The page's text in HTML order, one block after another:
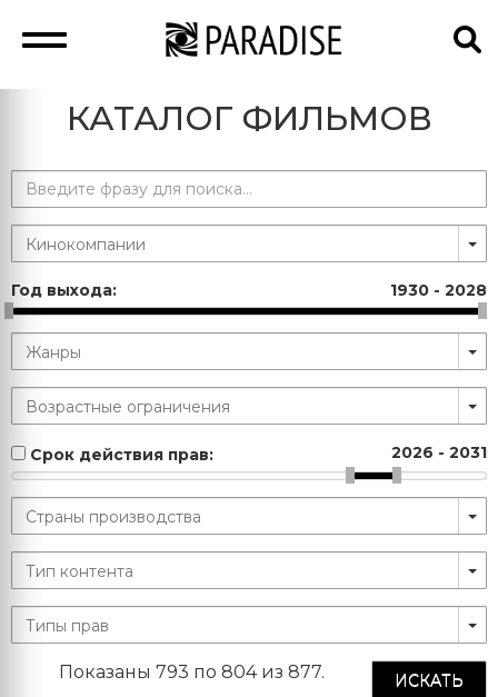
КАТАЛОГ ФИЛЬМОВ
Год выхода: 1930 - 2028
Срок действия прав: 2026 - 2031
ИСКАТЬ
Показаны 793 по 804 из 877.